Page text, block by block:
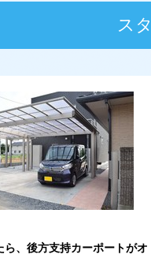
ス
ら、後方支持カーポートがオ